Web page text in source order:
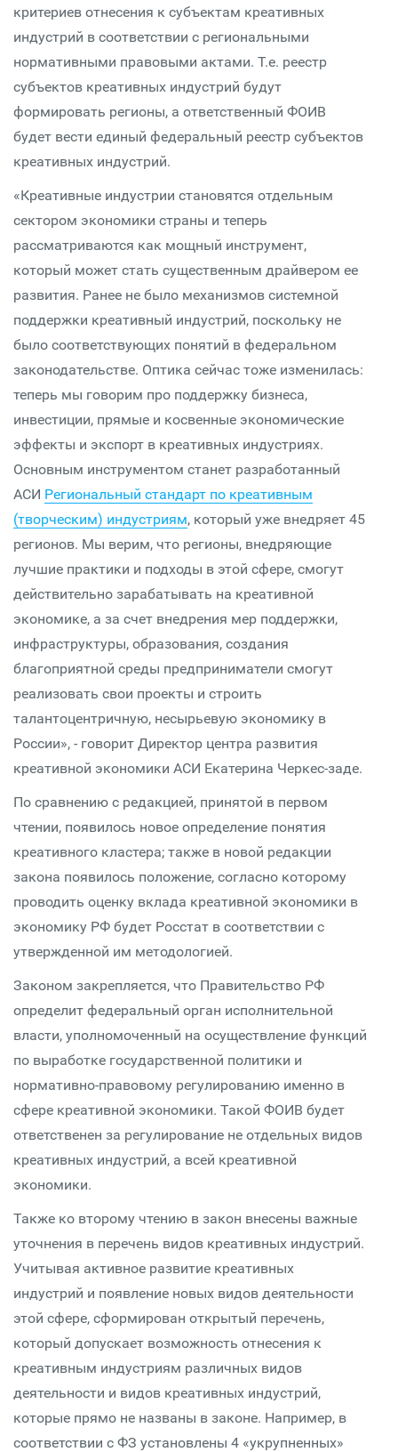
критериев отнесения к субъектам креативных
индустрий в соответствии с региональными
нормативными правовыми актами. Т.е. реестр
субъектов креативных индустрий будут
формировать регионы, а ответственный ФОИВ
будет вести единый федеральный реестр субъектов
креативных индустрий.
«Креативные индустрии становятся отдельным
сектором экономики страны и теперь
рассматриваются как мощный инструмент,
который может стать существенным драйвером ее
развития. Ранее не было механизмов системной
поддержки креативный индустрий, поскольку не
было соответствующих понятий в федеральном
законодательстве. Оптика сейчас тоже изменилась:
теперь мы говорим про поддержку бизнеса,
инвестиции, прямые и косвенные экономические
эффекты и экспорт в креативных индустриях.
Основным инструментом станет разработанный
АСИ Региональный стандарт по креативным
(творческим) индустриям, который уже внедряет 45
регионов. Мы верим, что регионы, внедряющие
лучшие практики и подходы в этой сфере, смогут
действительно зарабатывать на креативной
экономике, а за счет внедрения мер поддержки,
инфраструктуры, образования, создания
благоприятной среды предприниматели смогут
реализовать свои проекты и строить
талантоцентричную, несырьевую экономику в
России», - говорит Директор центра развития
креативной экономики АСИ Екатерина Черкес-заде.
По сравнению с редакцией, принятой в первом
чтении, появилось новое определение понятия
креативного кластера; также в новой редакции
закона появилось положение, согласно которому
проводить оценку вклада креативной экономики в
экономику РФ будет Росстат в соответствии с
утвержденной им методологией.
Законом закрепляется, что Правительство РФ
определит федеральный орган исполнительной
власти, уполномоченный на осуществление функций
по выработке государственной политики и
нормативно-правовому регулированию именно в
сфере креативной экономики. Такой ФОИВ будет
ответственен за регулирование не отдельных видов
креативных индустрий, а всей креативной
экономики.
Также ко второму чтению в закон внесены важные
уточнения в перечень видов креативных индустрий.
Учитывая активное развитие креативных
индустрий и появление новых видов деятельности
этой сфере, сформирован открытый перечень,
который допускает возможность отнесения к
креативным индустриям различных видов
деятельности и видов креативных индустрий,
которые прямо не названы в законе. Например, в
соответствии с ФЗ установлены 4 «укрупненных»